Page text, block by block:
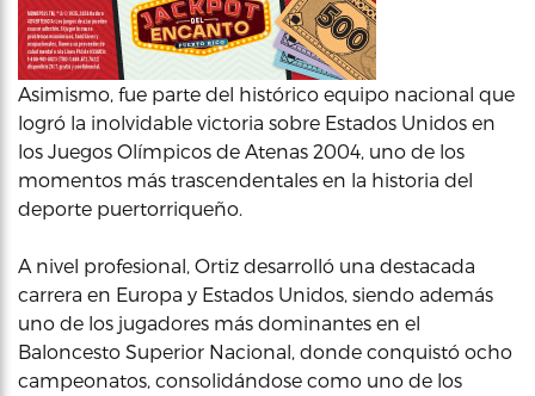
Asimismo, fue parte del histórico equipo nacional que
logró la inolvidable victoria sobre Estados Unidos en
los Juegos Olímpicos de Atenas 2004, uno de los
momentos más trascendentales en la historia del
deporte puertorriqueño.
A nivel profesional, Ortiz desarrolló una destacada
carrera en Europa y Estados Unidos, siendo además
uno de los jugadores más dominantes en el
Baloncesto Superior Nacional, donde conquistó ocho
campeonatos, consolidándose como uno de los